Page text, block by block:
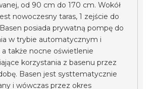
od 90 cm do 170 cm. Wokół
nowoczesny taras, 1 zejście do
posiada prywatną pompę do
w trybie automatycznym i
a także nocne oświetlenie
korzystania z basenu przez
Basen jest systtematycznie
i wówczas przez okres